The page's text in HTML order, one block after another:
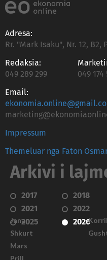
Adresa:
Rr. "Mark Isaku", Nr. 12,
Redaksia:
049 289 299
049 174
Email:
Impressum
Themeluar nga Faton
Arkivi i
2017 2018
2021
2022
2025
2026
Janar
Shkurt
Mars